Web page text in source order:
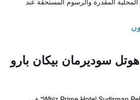
سوديرمان بيكان بارو